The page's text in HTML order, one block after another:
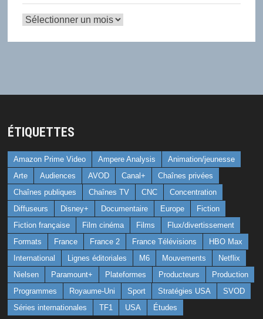
Archives
ÉTIQUETTES
Amazon Prime Video Ampere Analysis
Animation/jeunesse
Arte
Audiences AVOD Canal+
Chaînes privées
Chaînes publiques
Chaînes TV CNC
Concentration
Diffuseurs
Disney+ Documentaire Europe
Fiction
Fiction française
Film cinéma Films
Flux/divertissement
Formats
France France 2 France Télévisions
HBO Max
International
Lignes éditoriales M6 Mouvements
Netflix
Nielsen
Paramount+ Plateformes Producteurs
Production
Programmes
Royaume-Uni Sport Stratégies USA
SVOD
Séries internationales
TF1 USA Études